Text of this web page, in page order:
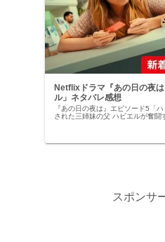
Netflixドラマ『あの日の夜
ル」ネタバレ感想
『あの日の夜は』エピソード5「
された三姉妹の父 ハビエルが奮闘
スポンサ